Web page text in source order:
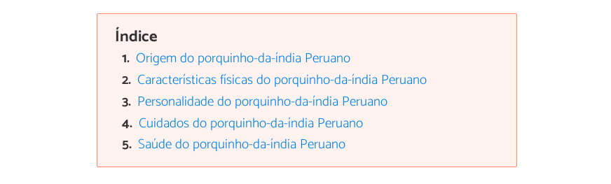
Índice
Origem do porquinho-da-índia Peruano
Características físicas do porquinho-da-índia Peruano
Personalidade do porquinho-da-índia Peruano
Cuidados do porquinho-da-índia Peruano
Saúde do porquinho-da-índia Peruano